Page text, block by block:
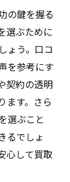
の鍵を握る
選ぶために
ょう。口コ
を参考にす
契約の透明
ます。さら
選ぶこと
るでしょ
心して買取